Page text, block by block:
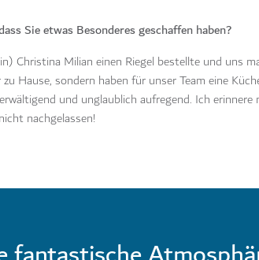
Sie etwas Besonderes geschaffen haben?
Christina Milian einen Riegel bestellte und uns
Hause, sondern haben für unser Team eine
und unglaublich aufregend. Ich erinnere
nachgelassen!